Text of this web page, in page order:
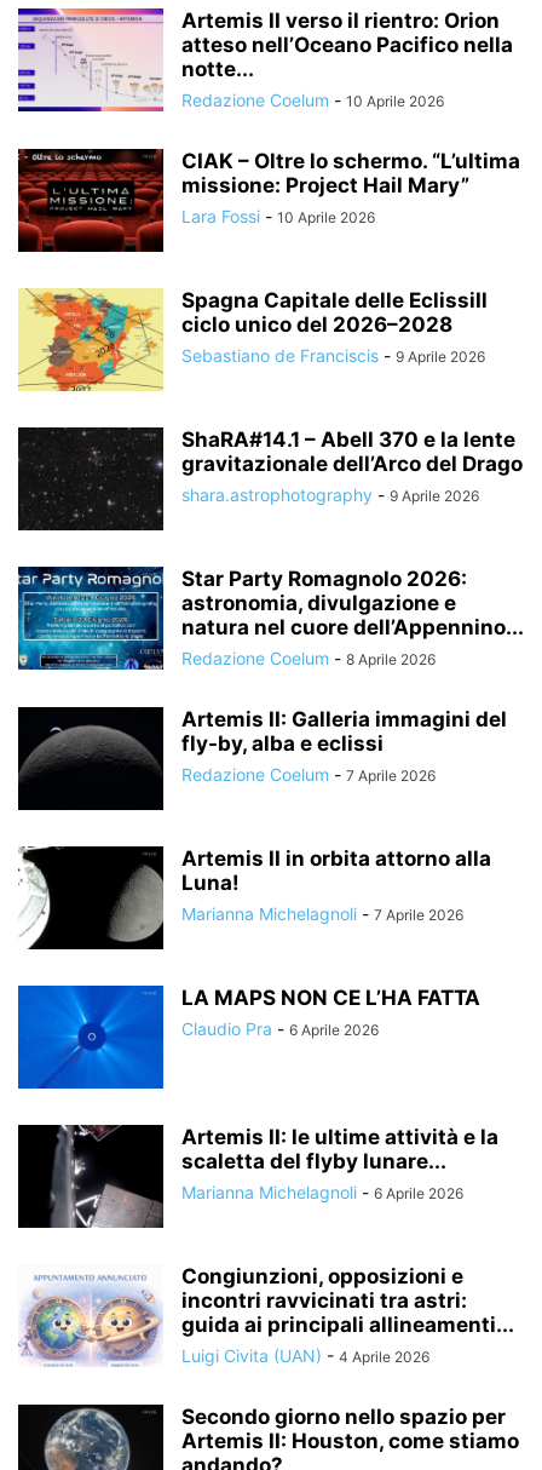
Artemis II verso il rientro: Orion
atteso nell’Oceano Pacifico nella
notte...
Redazione Coelum - 10 Aprile 2026
CIAK – Oltre lo schermo. “L’ultima
missione: Project Hail Mary”
Lara Fossi - 10 Aprile 2026
Spagna Capitale delle EclissiIl
ciclo unico del 2026–2028
Sebastiano de Franciscis - 9 Aprile 2026
ShaRA#14.1 – Abell 370 e la lente
gravitazionale dell’Arco del Drago
shara.astrophotography - 9 Aprile 2026
Star Party Romagnolo 2026:
astronomia, divulgazione e
natura nel cuore dell’Appennino...
Redazione Coelum - 8 Aprile 2026
Artemis II: Galleria immagini del
fly-by, alba e eclissi
Redazione Coelum - 7 Aprile 2026
Artemis II in orbita attorno alla
Luna!
Marianna Michelagnoli - 7 Aprile 2026
LA MAPS NON CE L’HA FATTA
Claudio Pra - 6 Aprile 2026
Artemis II: le ultime attività e la
scaletta del flyby lunare...
Marianna Michelagnoli - 6 Aprile 2026
Congiunzioni, opposizioni e
incontri ravvicinati tra astri:
guida ai principali allineamenti...
Luigi Civita (UAN) - 4 Aprile 2026
Secondo giorno nello spazio per
Artemis II: Houston, come stiamo
andando?